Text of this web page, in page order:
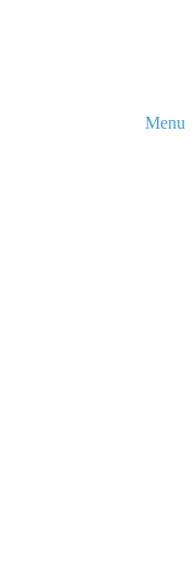
Menu